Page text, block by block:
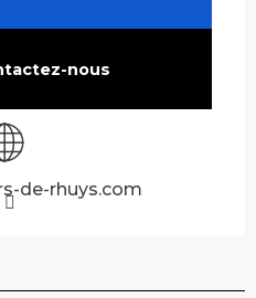
nous
de-rhuys.com